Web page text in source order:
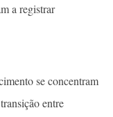
a registrar
se concentram
entre